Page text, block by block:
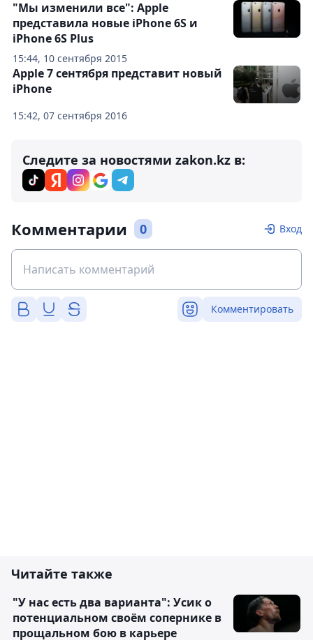
15:44, 10 сентября 2015
"Мы изменили все": Apple
представила новые iPhone 6S и
iPhone 6S Plus
15:42, 07 сентября 2016
Apple 7 сентября представит новый
iPhone
Следите за новостями zakon.kz в:
Комментарии 0 Вход
Комментировать
Читайте также
"У нас есть два варианта": Усик о
потенциальном своём сопернике в
прощальном бою в карьере